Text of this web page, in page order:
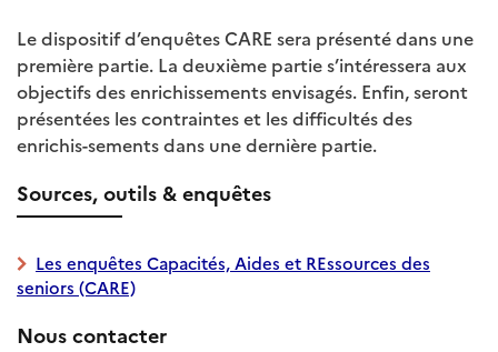
Le dispositif d’enquêtes CARE sera présenté dans une
première partie. La deuxième partie s’intéressera aux
objectifs des enrichissements envisagés. Enfin, seront
présentées les contraintes et les difficultés des
enrichis-sements dans une dernière partie.
Sources, outils & enquêtes
Les enquêtes Capacités, Aides et REssources des
seniors (CARE)
Nous contacter